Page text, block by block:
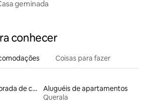
geminada
conhecer
Coisas para fazer
Aluguel por temporada de casas de veraneio
Aluguéis de apartamentos
Querala